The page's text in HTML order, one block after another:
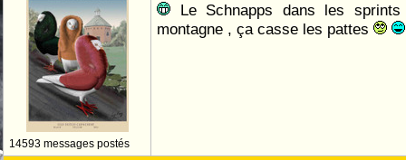
14593 messages postés
Le Schnapps dans les
montagne , ça casse les pattes